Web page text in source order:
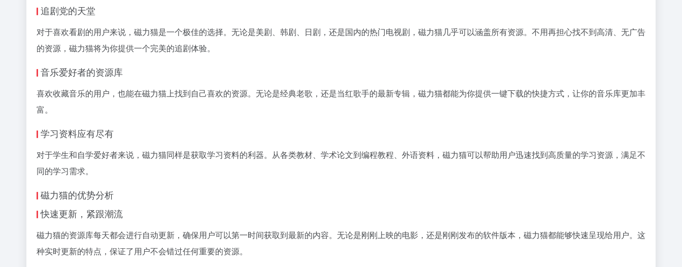
追剧党的天堂
对于喜欢看剧的用户来说，磁力猫是一个极佳的选择。无论是美剧、韩剧、日剧，还是国内的热门电视剧，磁力猫几乎可以涵盖所有资源。不用再担心找不到高清、无广告
的资源，磁力猫将为你提供一个完美的追剧体验。
音乐爱好者的资源库
喜欢收藏音乐的用户，也能在磁力猫上找到自己喜欢的资源。无论是经典老歌，还是当红歌手的最新专辑，磁力猫都能为你提供一键下载的快捷方式，让你的音乐库更加丰
富。
学习资料应有尽有
对于学生和自学爱好者来说，磁力猫同样是获取学习资料的利器。从各类教材、学术论文到编程教程、外语资料，磁力猫可以帮助用户迅速找到高质量的学习资源，满足不
同的学习需求。
磁力猫的优势分析
快速更新，紧跟潮流
磁力猫的资源库每天都会进行自动更新，确保用户可以第一时间获取到最新的内容。无论是刚刚上映的电影，还是刚刚发布的软件版本，磁力猫都能够快速呈现给用户。这
种实时更新的特点，保证了用户不会错过任何重要的资源。